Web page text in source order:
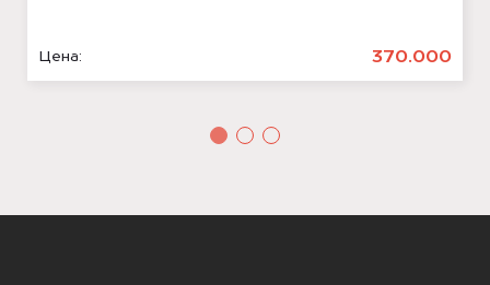
Цена: 370.000